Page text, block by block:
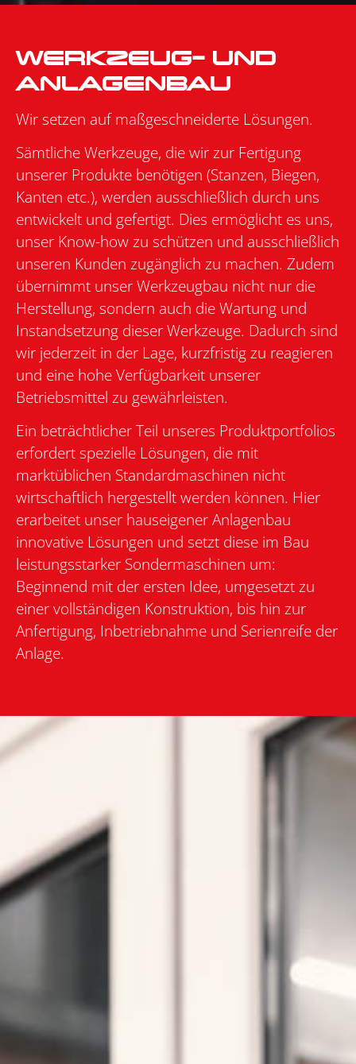
WERKZEUG- UND
ANLAGENBAU
Wir setzen auf maßgeschneiderte Lösungen.
Sämtliche Werkzeuge, die wir zur Fertigung
unserer Produkte benötigen (Stanzen, Biegen,
Kanten etc.), werden ausschließlich durch uns
entwickelt und gefertigt. Dies ermöglicht es uns,
unser Know-how zu schützen und ausschließlich
unseren Kunden zugänglich zu machen. Zudem
übernimmt unser Werkzeugbau nicht nur die
Herstellung, sondern auch die Wartung und
Instandsetzung dieser Werkzeuge. Dadurch sind
wir jederzeit in der Lage, kurzfristig zu reagieren
und eine hohe Verfügbarkeit unserer
Betriebsmittel zu gewährleisten.
Ein beträchtlicher Teil unseres Produktportfolios
erfordert spezielle Lösungen, die mit
marktüblichen Standardmaschinen nicht
wirtschaftlich hergestellt werden können. Hier
erarbeitet unser hauseigener Anlagenbau
innovative Lösungen und setzt diese im Bau
leistungsstarker Sondermaschinen um:
Beginnend mit der ersten Idee, umgesetzt zu
einer vollständigen Konstruktion, bis hin zur
Anfertigung, Inbetriebnahme und Serienreife der
Anlage.